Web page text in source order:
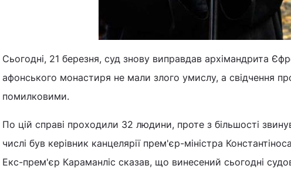
Сьогодні, 21 березня, суд знову виправдав архімандрита
афонського монастиря не мали злого умислу, а свідчення
помилковими.
По цій справі проходили 32 людини, проте з більшості
числі був керівник канцелярії прем'єр-міністра
Екс-прем'єр Караманліс сказав, що винесений сьогодні